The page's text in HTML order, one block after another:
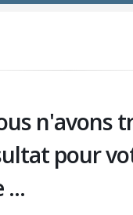
n'avons
pour
...